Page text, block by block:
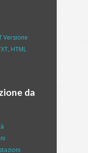
Versione
HTML
da